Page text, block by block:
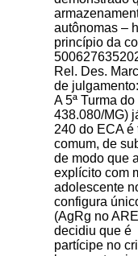
autônomas –
princípio da
Rel. Des.
de
A 5ª Turma
438.080/MG)
240 do ECA é
comum, de
de modo que
explícito com
adolescente
configura
(AgRg no
decidiu que é
partícipe no